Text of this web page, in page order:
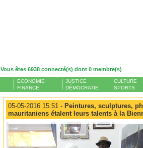
Vous êtes 6938 connecté(s) dont 0 membre(s)
ECONOMIE
FINANCE
JUSTICE
DÉMOCRATIE
CULTURE
SPORTS
05-05-2016 15:51 - Peintures, sculptures,
mauritaniens étalent leurs talents à la